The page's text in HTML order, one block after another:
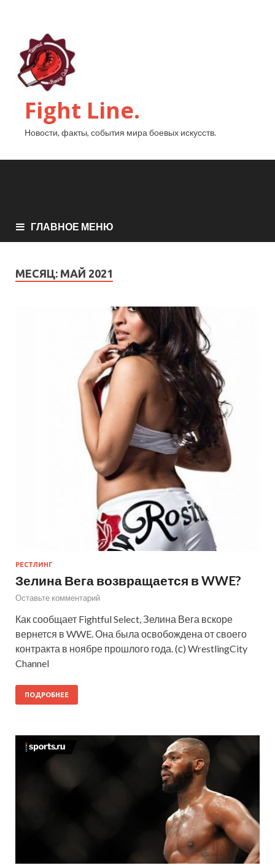
Fight Line.
Новости, факты, события мира боевых искусств.
ГЛАВНОЕ МЕНЮ
МЕСЯЦ: МАЙ 2021
РЕСТЛИНГ
Зелина Вега возвращается в WWE?
Оставьте комментарий
Как сообщает Fightful Select, Зелина Вега вскоре
вернется в WWE. Она была освобождена от своего
контракта в ноябре прошлого года. (с) WrestlingCity
Channel
ПОДРОБНЕЕ